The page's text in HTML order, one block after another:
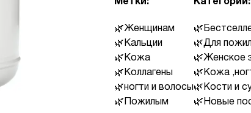
Метки:
Женщинам
Кальции
Кожа
Коллагены
ногти и волосы
Пожилым
Категории:
Для
Женское
Кожа
Кости и
Новые